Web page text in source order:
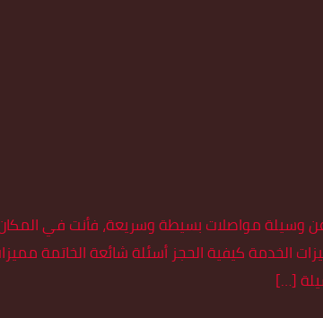
وسيلة مواصلات بسيطة وسريعة، فأنت في
الخدمة كيفية الحجز أسئلة شائعة الخاتمة
[…]